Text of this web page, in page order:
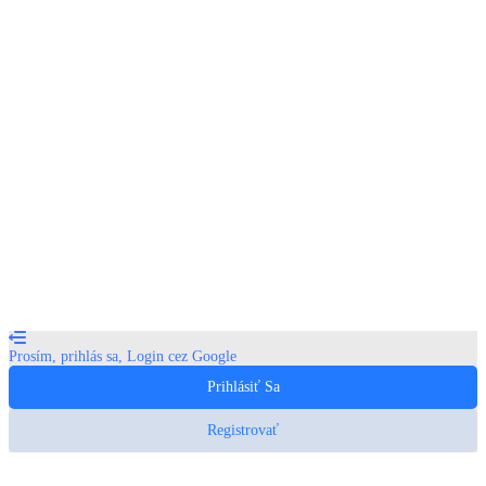
Prosím, prihlás sa, Login cez Google
Prihlásiť Sa
Registrovať